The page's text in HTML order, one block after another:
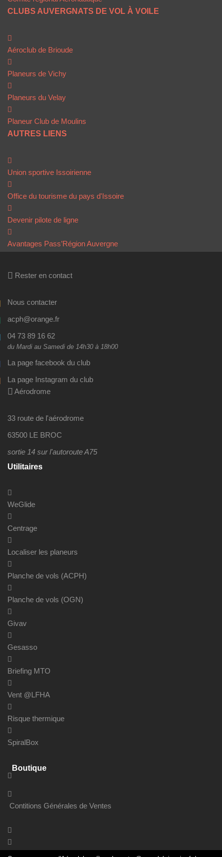
CLUBS AUVERGNATS DE VOL À VOILE
Aéroclub de Brioude
Planeurs de Vichy
Planeurs du Velay
Planeur Club de Moulins
AUTRES LIENS
Union sportive Issoirienne
Office du tourisme du pays d'Issoire
Devenir pilote de ligne
Avantages Pass’Région Auvergne
Rester en contact
Nous contacter
acph@orange.fr
04 73 89 16 62
du Mardi au Samedi de 14h30 à 18h00
La page facebook du club
La page Instagram du club
Aérodrome
33 route de l'aérodrome
63500 LE BROC
sortie 14 sur l'autoroute A75
Utilitaires
WeGlide
Centrage
Localiser les planeurs
Planche de vols (ACPH)
Planche de vols (OGN)
Givav
Gesasso
Briefing MTO
Vent @LFHA
Risque thermique
SpiralBox
Boutique
Contitions Générales de Ventes